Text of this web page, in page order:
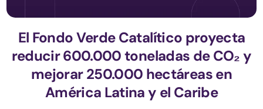
El Fondo Verde Catalítico proyecta
reducir 600.000 toneladas de CO₂ y
mejorar 250.000 hectáreas en
América Latina y el Caribe